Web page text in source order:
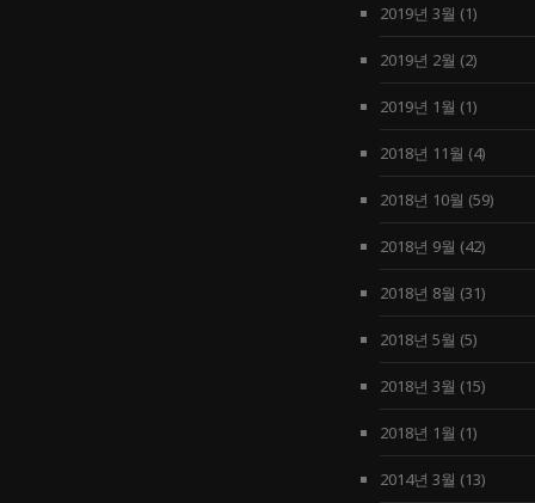
2019년 3월 (1)
2019년 2월 (2)
2019년 1월 (1)
2018년 11월 (4)
2018년 10월 (59)
2018년 9월 (42)
2018년 8월 (31)
2018년 5월 (5)
2018년 3월 (15)
2018년 1월 (1)
2014년 3월 (13)